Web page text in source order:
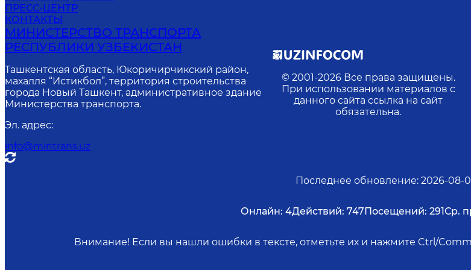
ПРЕСС-ЦЕНТР
КОНТАКТЫ
МИНИСТЕРСТВО ТРАНСПОРТА
РЕСПУБЛИКИ УЗБЕКИСТАН
Ташкентская область, Юкоричирчикский район,
махалля “Истикбол”, территория строительства
города Новый Ташкент, административное здание
Министерства транспорта.
Эл. адрес:
info@mintrans.uz
© 2001-2026 Все права защищены.
При использовании материалов с
данного сайта ссылка на сайт
обязательна.
Последнее обновление: 2026-08-
Онлайн: 4Действий: 747Посещений: 291Ср.
Внимание! Если вы нашли ошибки в тексте, отметьте их и нажмите Ctrl/